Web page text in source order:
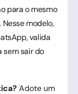
para o mesmo
modelo,
valida
sem sair do
Adote um